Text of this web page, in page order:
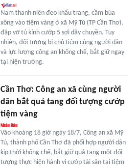
Nam thanh niên đeo khẩu trang, cầm búa
xông vào tiệm vàng ở xã Mỹ Tú (TP Cần Thơ),
đập vỡ tủ kính cướp 5 sợi dây chuyền. Tuy
nhiên, đối tượng bị chủ tiệm cùng người dân
và lực lượng công an khống chế, bắt giữ ngay
tại hiện trường.
Cần Thơ: Công an xã cùng người
dân bắt quả tang đối tượng cướp
tiệm vàng
Vào khoảng 18 giờ ngày 18/7, Công an xã Mỹ
Tú, thành phố Cần Thơ đã phối hợp người dân
kịp thời khống chế, bắt giữ quả tang một đối
tượng thực hiện hành vi cướp tài sản tại tiệm